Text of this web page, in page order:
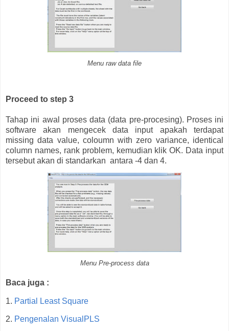
Menu raw data file
Proceed to step 3
Tahap ini awal proses data (data pre-procesing). Proses ini
software akan mengecek data input apakah terdapat
missing data value, coloumn with zero variance, identical
column names, rank problem, kemudian klik OK. Data input
tersebut akan di standarkan antara -4 dan 4.
Menu Pre-process data
Baca juga :
1. Partial Least Square
2. Pengenalan VisualPLS